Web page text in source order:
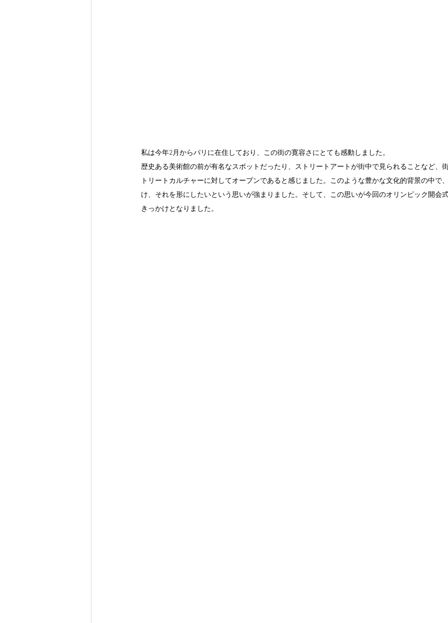
私は今年2月からパリに在住しており、この街の寛容さにとても感動しました。
歴史ある美術館の前が有名なスポットだったり、ストリートアートが街中で見られることなど、
トリートカルチャーに対してオープンであると感じました。このような豊かな文化的背景の中で
け、それを形にしたいという思いが強まりました。そして、この思いが今回のオリンピック開会
きっかけとなりました。